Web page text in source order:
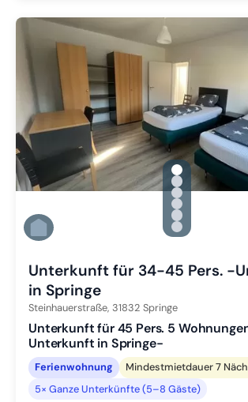
Zu Slide 1
Zu Slide 2
Zu Slide 3
Zu Slide 4
Zu Slide 5
Zu Slide 6
Unterkunft für 34-45 Pers. -
in Springe
Steinhauerstraße, 31832 Springe
Unterkunft für 45 Pers. 5
Unterkunft in Springe-
Ferienwohnung
Mindestmietdauer 7
5× Ganze Unterkünfte (5–8 Gäste)